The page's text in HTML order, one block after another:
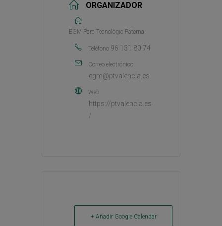
ORGANIZADOR
EGM Parc Tecnològic Paterna
Teléfono 96 131 80 74
Correo electrónico
egm@ptvalencia.es
Web
https://ptvalencia.es
/
+ Añadir Google Calendar